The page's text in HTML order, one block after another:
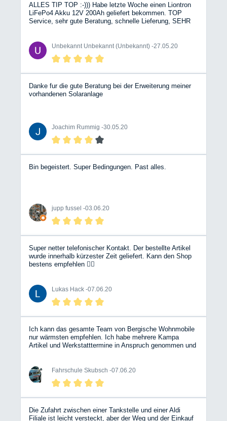
ALLES TIP TOP :-))) Habe letzte Woche einen Liontron
LiFePo4 Akku 12V 200Ah geliefert bekommen. TOP
Service, sehr gute Beratung, schnelle Lieferung, SEHR
App gab´s erst ein bisserl Probleme. (Lag aber an
meinem Uralt-Smartphone S4 mini) :-( Mit dem I-Pad 4
Mini funktioniert´s Tadellos. Zeigt sogar 229,9 Ah an.
Klare Kaufempfehlung !!! :-) Auch der Händler - SEHR zu
Empfehlen :-)))) Jederzeit wieder :-)))
Unbekannt Unbekannt (Unbekannt) -27.05.20
Danke fur die gute Beratung bei der Erweiterung meiner
vorhandenen Solaranlage
Joachim Rummig -30.05.20
Bin begeistert. Super Bedingungen. Past alles.
jupp fussel -03.06.20
Super netter telefonischer Kontakt. Der bestellte Artikel
wurde innerhalb kürzester Zeit geliefert. Kann den Shop
bestens empfehlen 👍🏼
Lukas Hack -07.06.20
Ich kann das gesamte Team von Bergische Wohnmobile
nur wärmsten empfehlen. Ich habe mehrere Kampa
Artikel und Werkstatttermine in Anspruch genommen und
SkubschFahrschule Skubsch -07.06.20
Die Zufahrt zwischen einer Tankstelle und einer Aldi
Filiale ist leicht versteckt, aber der Weg und der Einkauf